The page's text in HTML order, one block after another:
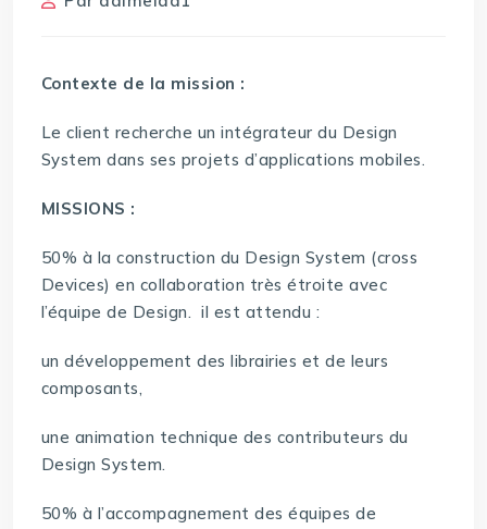
Contexte de la mission :
Le client recherche un intégrateur du Design
System dans ses projets d’applications mobiles.
MISSIONS :
50% à la construction du Design System (cross
Devices) en collaboration très étroite avec
l’équipe de Design. il est attendu :
un développement des librairies et de leurs
composants,
une animation technique des contributeurs du
Design System.
50% à l’accompagnement des équipes de